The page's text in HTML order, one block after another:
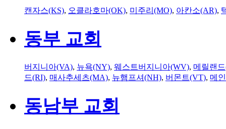
캔자스(KS), 오클라호마(OK), 미주리(MO), 아칸소(AR),
동부 교회
버지니아(VA), 뉴욕(NY), 웨스트버지니아(WV), 메릴랜
드(RI), 매사추세츠(MA), 뉴햄프셔(NH), 버몬트(VT), 메
동남부 교회